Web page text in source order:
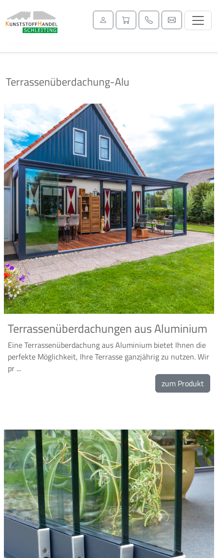
Terrassenüberdachung-Alu
Terrassenüberdachungen aus Aluminium
Eine Terrassenüberdachung aus Aluminium bietet Ihnen die
perfekte Möglichkeit, Ihre Terrasse ganzjährig zu nutzen. Wir
pr ...
zum Produkt